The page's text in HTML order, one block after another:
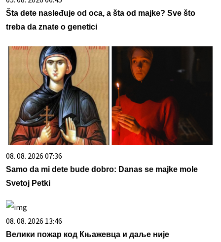
Šta dete nasleđuje od oca, a šta od majke? Sve što
treba da znate o genetici
08. 08. 2026 07:36
Samo da mi dete bude dobro: Danas se majke mole
Svetoj Petki
08. 08. 2026 13:46
Велики пожар код Књажевца и даље није